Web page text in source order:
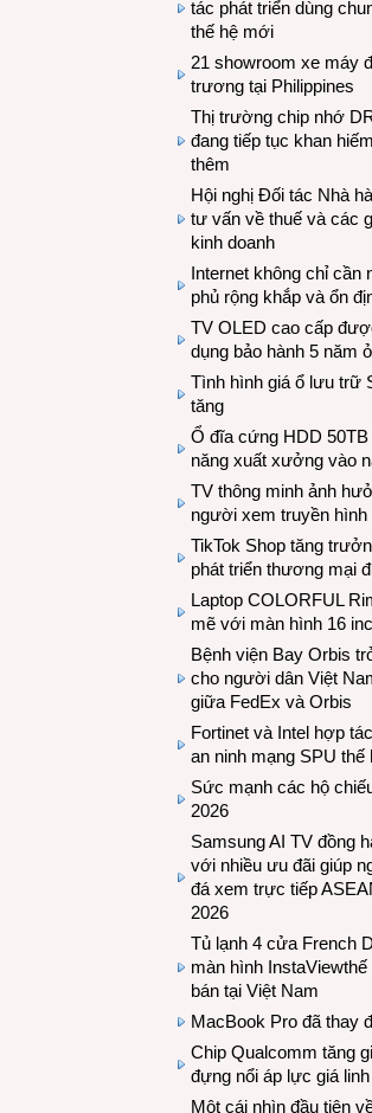
tác phát triển dùng
thế hệ mới
21 showroom xe máy
trương tại Philippines
Thị trường chip nhớ
đang tiếp tục khan
thêm
Hội nghị Đối tác Nhà
tư vấn về thuế và các
kinh doanh
Internet không chỉ cần
phủ rộng khắp và ổn
TV OLED cao cấp
dụng bảo hành 5 năm
Tình hình giá ổ lưu trữ
tăng
Ổ đĩa cứng HDD
năng xuất xưởng vào
TV thông minh ảnh
người xem truyền hình
TikTok Shop tăng
phát triển thương mại
Laptop COLORFUL
mẽ với màn hình 16
Bệnh viện Bay Orbis
cho người dân Việt
giữa FedEx và Orbis
Fortinet và Intel hợp
an ninh mạng SPU thế
Sức mạnh các hộ
2026
Samsung AI TV đồng
với nhiều ưu đãi giúp
đá xem trực tiếp
2026
Tủ lạnh 4 cửa French
màn hình
bán tại Việt Nam
MacBook Pro đã thay
Chip Qualcomm tăng
đựng nổi áp lực giá
Một cái nhìn đầu tiên